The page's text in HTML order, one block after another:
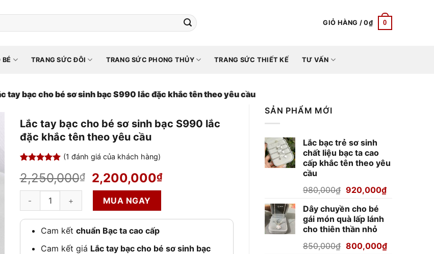
GIỎ HÀNG /0₫ 0
TRANG SỨC ĐÔI TRANG SỨC PHONG THỦY TRANG SỨC THIẾT KẾ TƯ VẤN
tay bạc cho bé sơ sinh bạc S990 lắc đặc khắc tên theo yêu cầu
SẢN PHẨM MỚI
Lắc bạc trẻ sơ sinh
chất liệu bạc ta cao
cấp khắc tên theo yêu
cầu
980,000₫ Giá
là:
980,000₫.
920,000₫Giá
Dây chuyền cho bé
gái món quà lấp lánh
cho thiên thần nhỏ
850,000₫ Giá
800,000₫Giá
Lắc tay bạc cho bé sơ sinh bạc S990 lắc
đặc khắc tên theo yêu cầu
dựa trên
đánh giá
(1 đánh giá của khách hàng)
2,250,000₫
Giá
gốc
là:
2,250,000₫.
2,200,000₫Giá
2,200,000₫.
Lắc tay bạc cho bé sơ sinh bạc S990 lắc đặc khắc tên theo yêu cầu số lượng
MUA NGAY
Cam kếtchuẩn Bạc ta cao cấp
Cam kết giá Lắc tay bạc cho bé sơ sinh bạc